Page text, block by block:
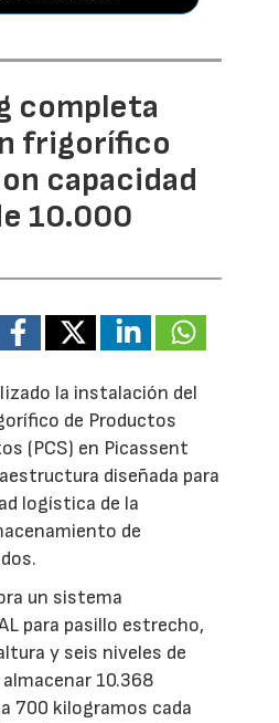
completa
frigorífico
capacidad
10.000
la instalación del
de Productos
(PCS) en Picassent
diseñada para
logística de la
de
un sistema
para pasillo estrecho,
y seis niveles de
10.368
700 kilogramos cada